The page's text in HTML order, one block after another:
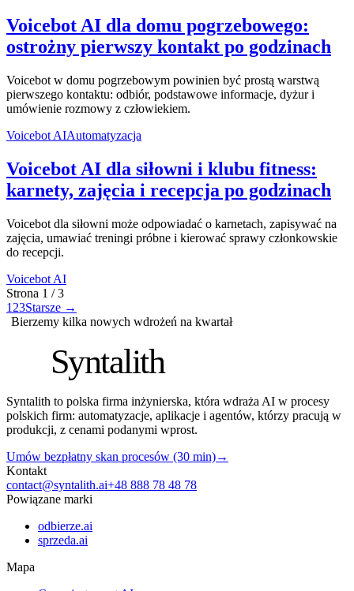
Voicebot AI dla domu pogrzebowego:
ostrożny pierwszy kontakt po godzinach
Voicebot w domu pogrzebowym powinien być prostą warstwą
pierwszego kontaktu: odbiór, podstawowe informacje, dyżur i
umówienie rozmowy z człowiekiem.
Voicebot AIAutomatyzacja
Voicebot AI dla siłowni i klubu fitness:
karnety, zajęcia i recepcja po godzinach
Voicebot dla siłowni może odpowiadać o karnetach, zapisywać na
zajęcia, umawiać treningi próbne i kierować sprawy członkowskie
do recepcji.
Voicebot AI
Strona 1 /3
1 23Starsze →
Bierzemy kilka nowych wdrożeń na kwartał
Syntalith
Syntalith to polska firma inżynierska, która wdraża AI w procesy
polskich firm: automatyzacje, aplikacje i agentów, którzy pracują w
produkcji, z cenami podanymi wprost.
Umów bezpłatny skan procesów (30 min)→
Kontakt
contact@syntalith.ai+48 888 78 48 78
Powiązane marki
odbierze.ai
sprzeda.ai
Mapa